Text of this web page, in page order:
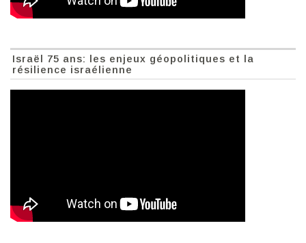
Israël 75 ans: les enjeux géopolitiques et la
résilience israélienne